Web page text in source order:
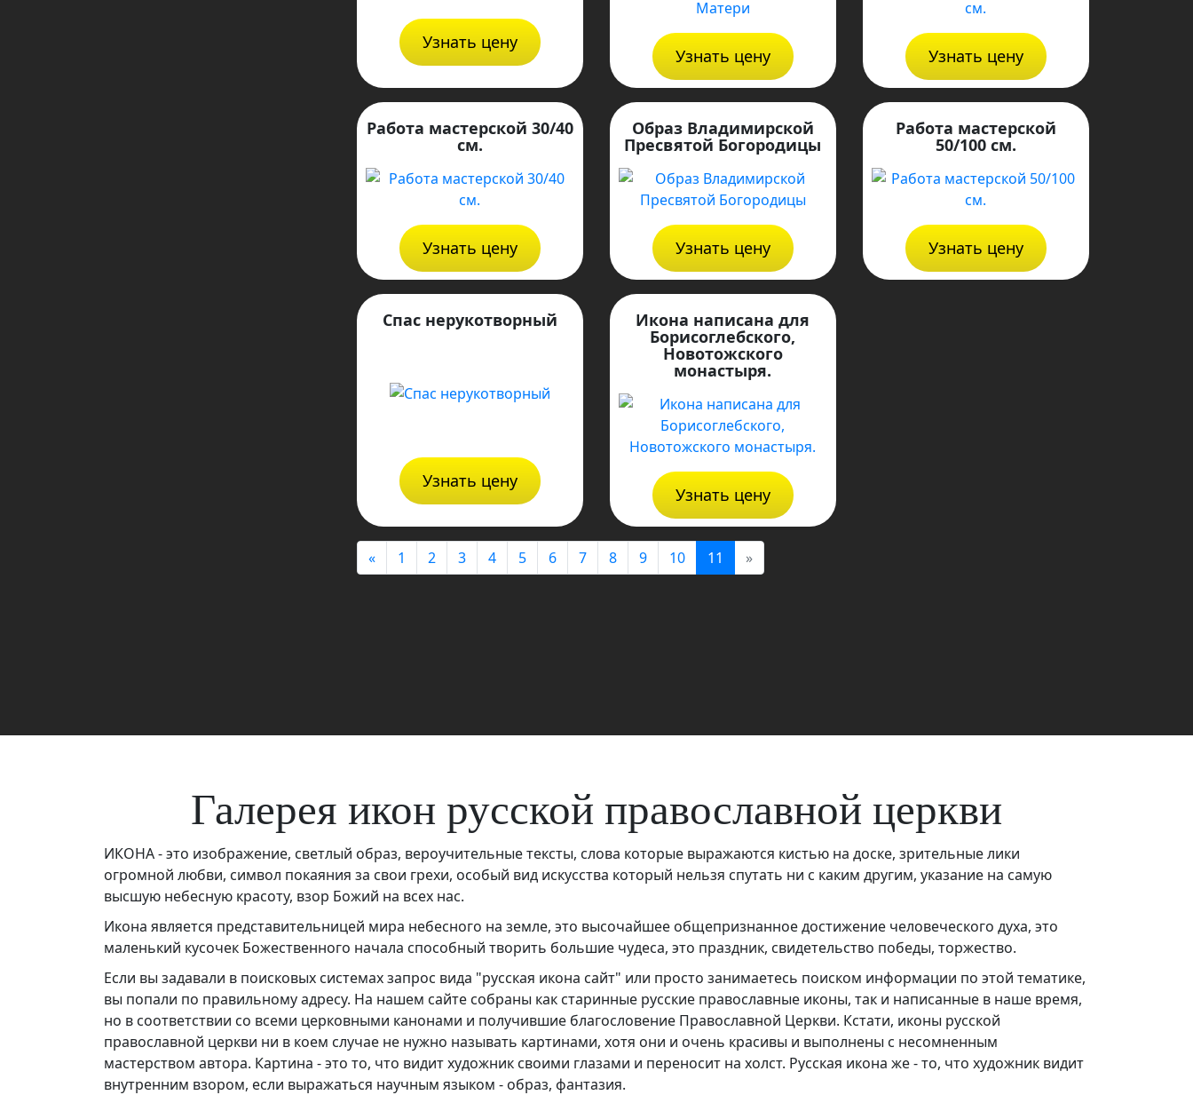
Узнать цену
Узнать цену Узнать цену
Работа мастерской 30/40
см.
Узнать цену
Образ Владимирской
Пресвятой Богородицы
Узнать цену
Работа мастерской
50/100 см.
Узнать цену
Спас нерукотворный
Узнать цену
Икона написана для
Борисоглебского,
Новотожского
монастыря.
Узнать цену
« 1 2 3 4 5 6 7 8 9 10 11 »
Галерея икон русской православной церкви
ИКОНА - это изображение, светлый образ, вероучительные тексты, слова которые выражаются кистью на доске, зрительные лики
огромной любви, символ покаяния за свои грехи, особый вид искусства который нельзя спутать ни с каким другим, указание на самую
высшую небесную красоту, взор Божий на всех нас.
Икона является представительницей мира небесного на земле, это высочайшее общепризнанное достижение человеческого духа, это
маленький кусочек Божественного начала способный творить большие чудеса, это праздник, свидетельство победы, торжество.
Если вы задавали в поисковых системах запрос вида "русская икона сайт" или просто занимаетесь поиском информации по этой тематике,
вы попали по правильному адресу. На нашем сайте собраны как старинные русские православные иконы, так и написанные в наше время,
но в соответствии со всеми церковными канонами и получившие благословение Православной Церкви. Кстати, иконы русской
православной церкви ни в коем случае не нужно называть картинами, хотя они и очень красивы и выполнены с несомненным
мастерством автора. Картина - это то, что видит художник своими глазами и переносит на холст. Русская икона же - то, что художник видит
внутренним взором, если выражаться научным языком - образ, фантазия.